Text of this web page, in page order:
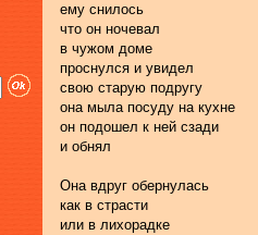
ему снилось
что он ночевал
в чужом доме
проснулся и увидел
свою старую подругу
она мыла посуду на кухне
он подошел к ней сзади
и обнял
Она вдруг обернулась
как в страсти
или в лихорадке